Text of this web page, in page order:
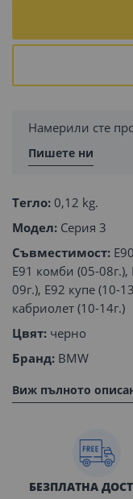
Намерили сте
Пишете ни
Тегло: 0,12 kg.
Модел: Серия 3
Съвместимост:
E91 комби (05-
09г.), E92 купе (10-
кабриолет (10-14г.)
Цвят: черно
Бранд: BMW
Виж пълното
БЕЗПЛАТНА